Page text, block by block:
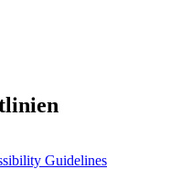
Guidelines